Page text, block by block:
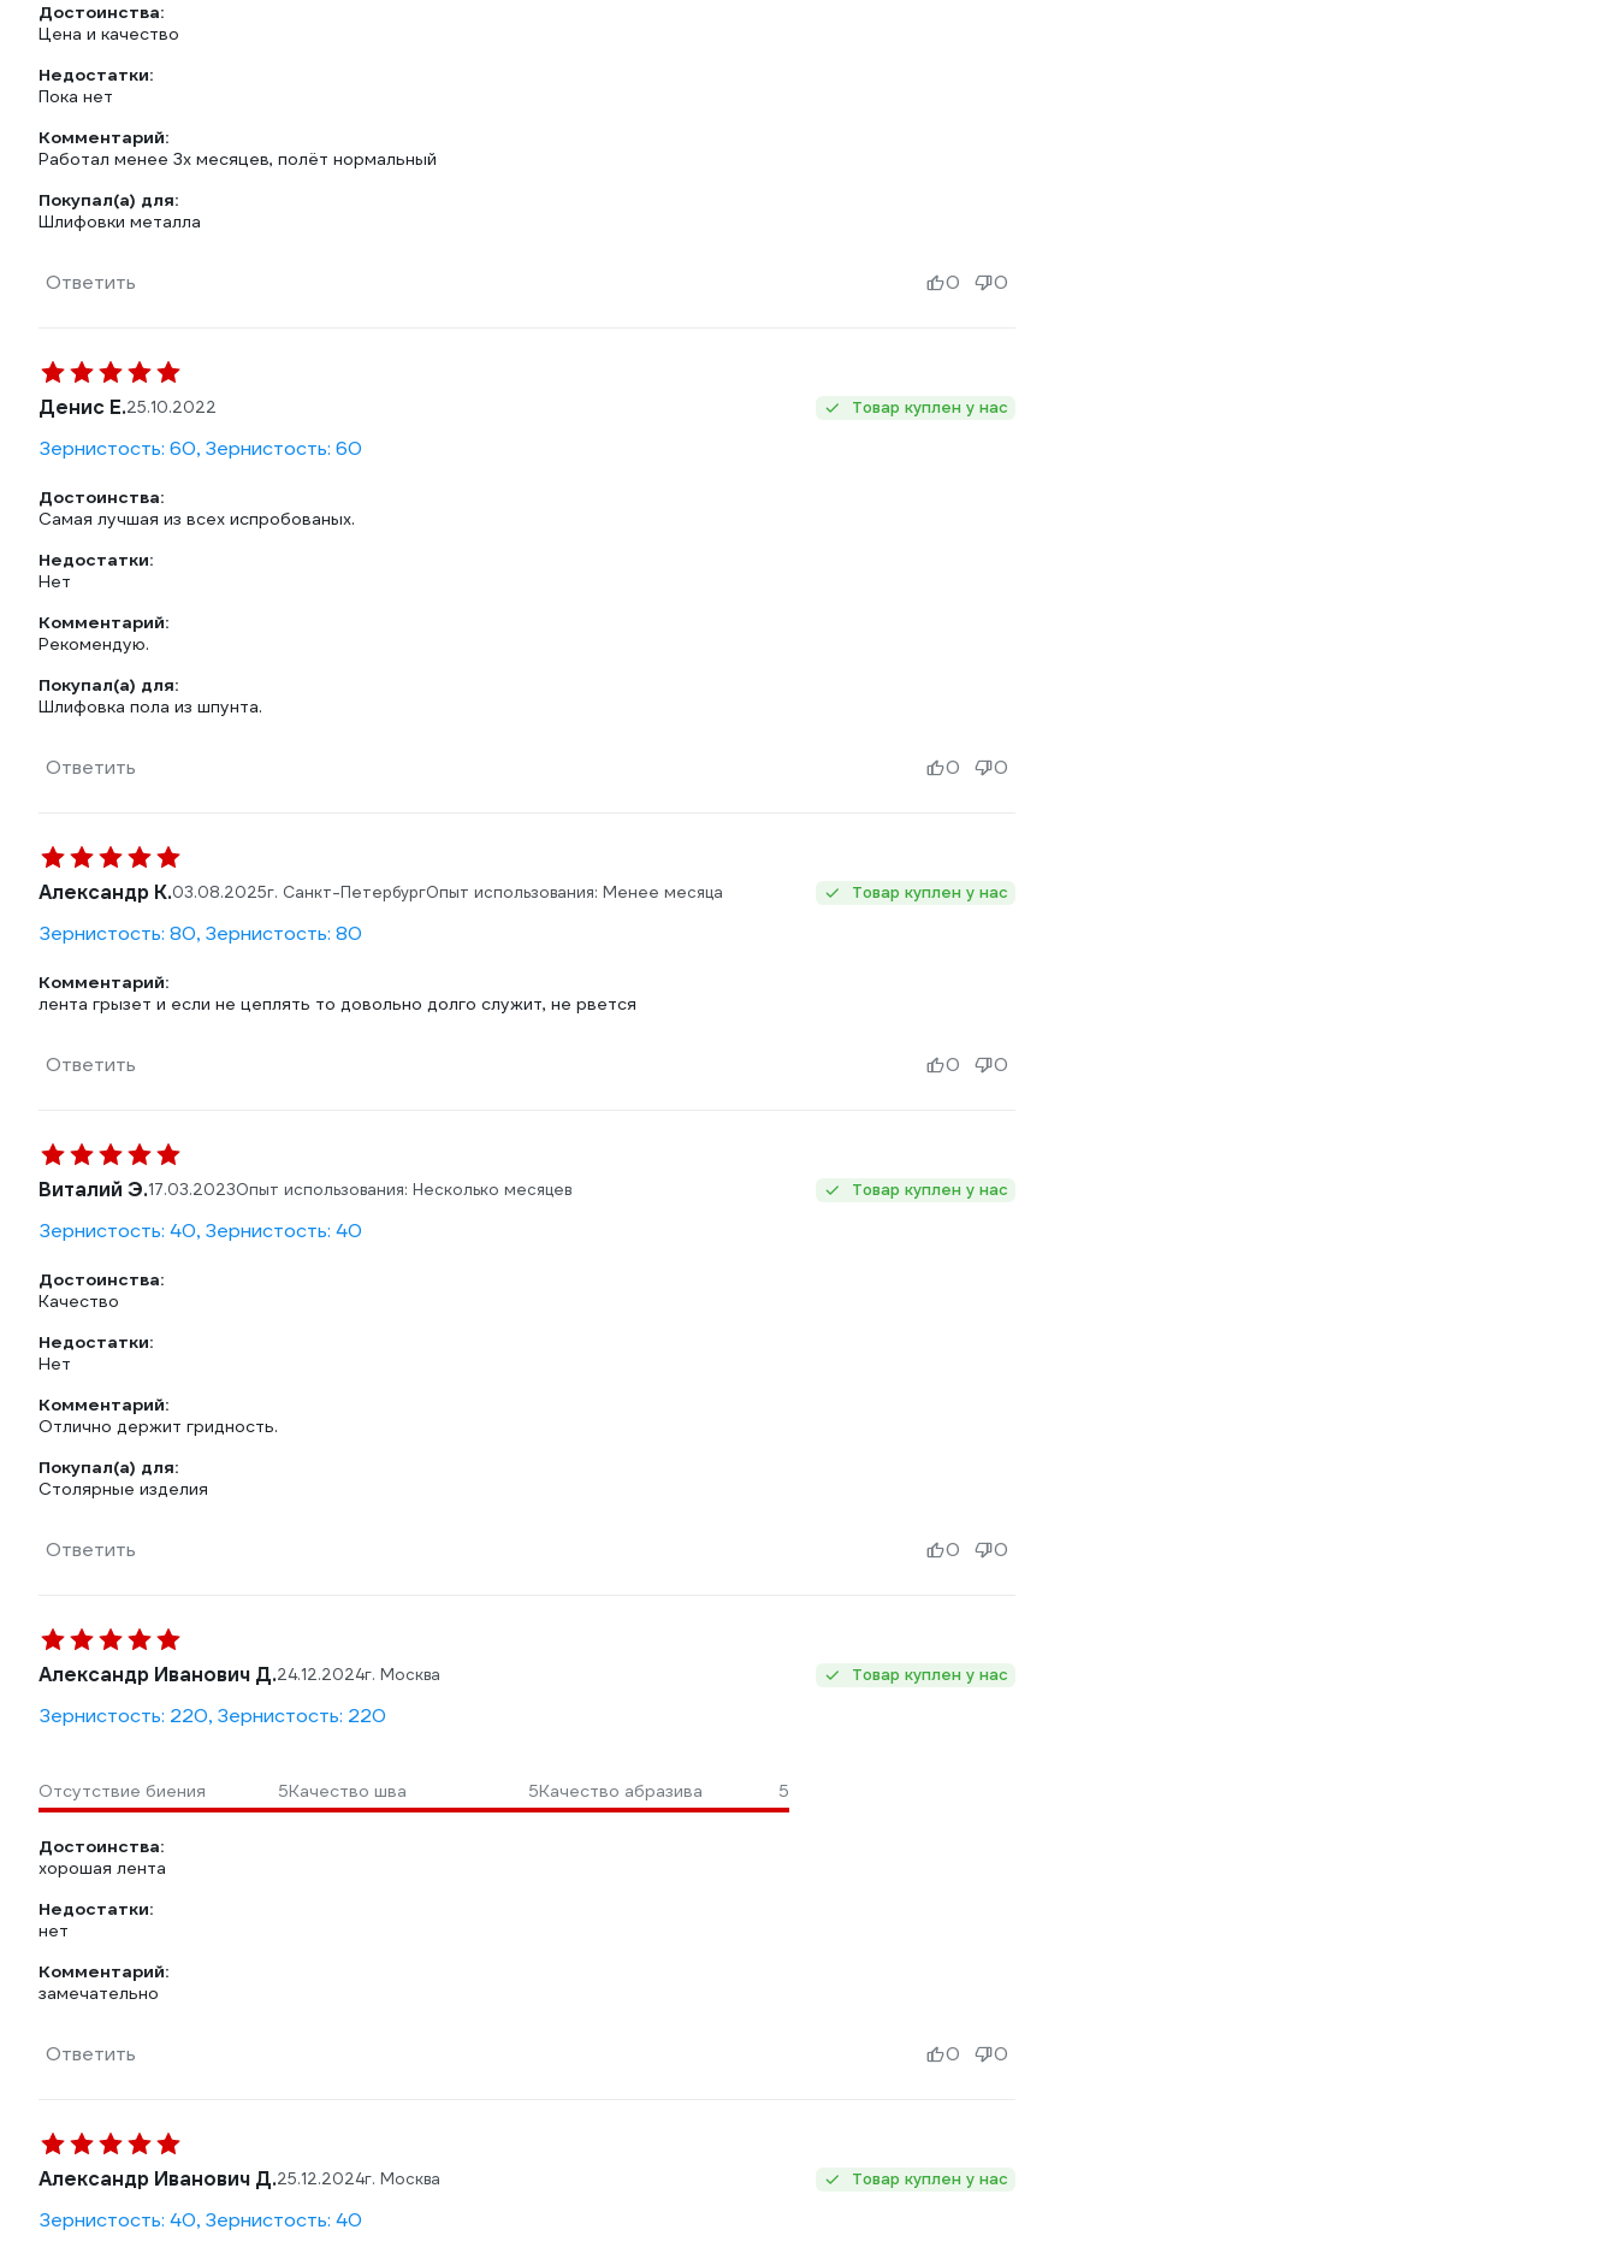
Достоинства:
Цена и качество
Недостатки:
Пока нет
Комментарий:
Работал менее 3х месяцев, полёт нормальный
Покупал(а) для:
Шлифовки металла
Ответить 0 0
Денис Е.25.10.2022 Товар куплен у нас
Зернистость: 60, Зернистость: 60
Достоинства:
Самая лучшая из всех испробованых.
Недостатки:
Нет
Комментарий:
Рекомендую.
Покупал(а) для:
Шлифовка пола из шпунта.
Ответить 0 0
Александр К.03.08.2025г. Санкт-ПетербургОпыт использования: Менее месяца Товар куплен у нас
Зернистость: 80, Зернистость: 80
Комментарий:
лента грызет и если не цеплять то довольно долго служит, не рвется
Ответить 0 0
Виталий Э.17.03.2023Опыт использования: Несколько месяцев Товар куплен у нас
Зернистость: 40, Зернистость: 40
Достоинства:
Качество
Недостатки:
Нет
Комментарий:
Отлично держит гридность.
Покупал(а) для:
Столярные изделия
Ответить 0 0
Александр Иванович Д.24.12.2024г. Москва Товар куплен у нас
Зернистость: 220, Зернистость: 220
Отсутствие биения 5Качество шва 5Качество абразива 5
Достоинства:
хорошая лента
Недостатки:
нет
Комментарий:
замечательно
Ответить 0 0
Александр Иванович Д.25.12.2024г. Москва Товар куплен у нас
Зернистость: 40, Зернистость: 40